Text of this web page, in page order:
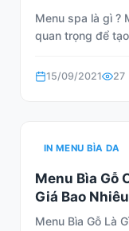
Menu spa là gì ?
quan trọng để
15/09/2021 27
IN MENU BÌA DA
Menu Bìa Gỗ
Giá Bao
Menu Bìa Gỗ Là